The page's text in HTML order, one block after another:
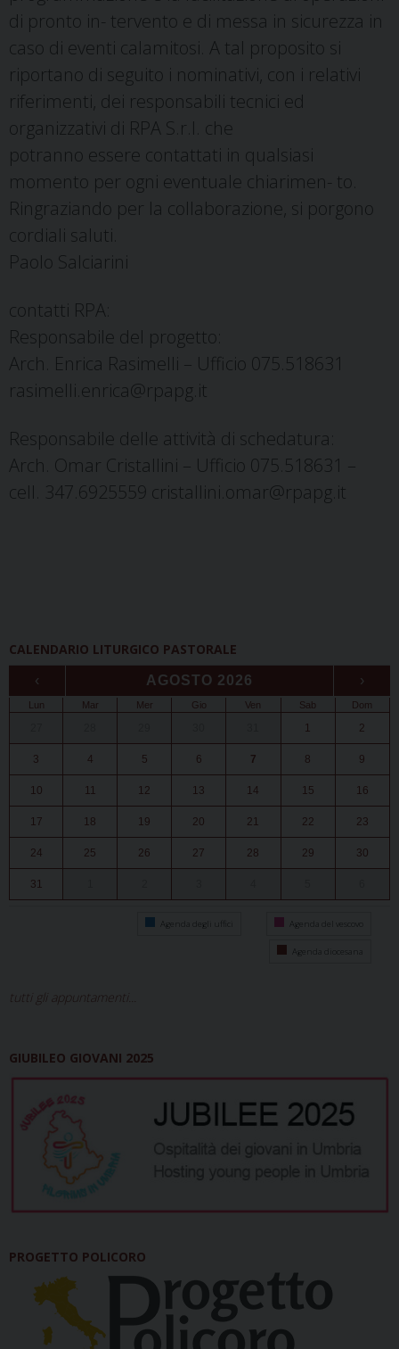
di pronto in- tervento e di messa in sicurezza in
caso di eventi calamitosi. A tal proposito si
riportano di seguito i nominativi, con i relativi
riferimenti, dei responsabili tecnici ed
organizzativi di RPA S.r.l. che
potranno essere contattati in qualsiasi
momento per ogni eventuale chiarimen- to.
Ringraziando per la collaborazione, si porgono
cordiali saluti.
Paolo Salciarini
contatti RPA:
Responsabile del progetto:
Arch. Enrica Rasimelli – Ufficio 075.518631
rasimelli.enrica@rpapg.it
Responsabile delle attività di schedatura:
Arch. Omar Cristallini – Ufficio 075.518631 –
cell. 347.6925559 cristallini.omar@rpapg.it
CALENDARIO LITURGICO PASTORALE
‹ AGOSTO 2026 ›
Lun Mar Mer Gio Ven Sab Dom
1 2
3 4 5 6 7 8 9
10 11 12 13 14 15 16
17 18 19 20 21 22 23
24 25 26 27 28 29 30
31
Agenda degli uffici Agenda del vescovo
Agenda diocesana
tutti gli appuntamenti...
GIUBILEO GIOVANI 2025
PROGETTO POLICORO